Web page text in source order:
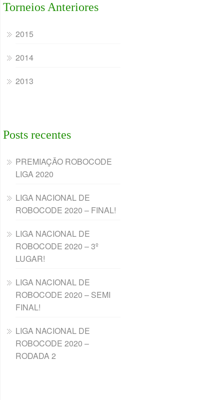
Torneios Anteriores
2015
2014
2013
Posts recentes
PREMIAÇÃO ROBOCODE
LIGA 2020
LIGA NACIONAL DE
ROBOCODE 2020 – FINAL!
LIGA NACIONAL DE
ROBOCODE 2020 – 3º
LUGAR!
LIGA NACIONAL DE
ROBOCODE 2020 – SEMI
FINAL!
LIGA NACIONAL DE
ROBOCODE 2020 –
RODADA 2